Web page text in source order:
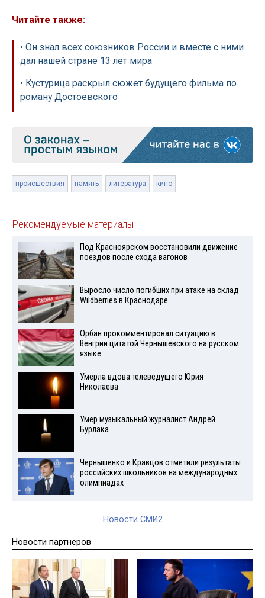
Читайте также:
• Он знал всех союзников России и вместе с ними
дал нашей стране 13 лет мира
• Кустурица раскрыл сюжет будущего фильма по
роману Достоевского
происшествия память литература кино
Рекомендуемые материалы
Под Красноярском восстановили движение
поездов после схода вагонов
Выросло число погибших при атаке на склад
Wildberries в Краснодаре
Орбан прокомментировал ситуацию в
Венгрии цитатой Чернышевского на русском
языке
Умерла вдова телеведущего Юрия
Николаева
Умер музыкальный журналист Андрей
Бурлака
Чернышенко и Кравцов отметили результаты
российских школьников на международных
олимпиадах
Новости СМИ2
Новости партнеров